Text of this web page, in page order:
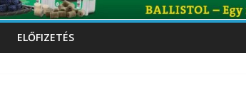
ELŐFIZETÉS